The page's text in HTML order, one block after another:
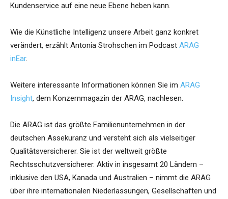
Kundenservice auf eine neue Ebene heben kann.
Wie die Künstliche Intelligenz unsere Arbeit ganz konkret
verändert, erzählt Antonia Strohschen im Podcast ARAG
inEar.
Weitere interessante Informationen können Sie im ARAG
Insight, dem Konzernmagazin der ARAG, nachlesen.
Die ARAG ist das größte Familienunternehmen in der
deutschen Assekuranz und versteht sich als vielseitiger
Qualitätsversicherer. Sie ist der weltweit größte
Rechtsschutzversicherer. Aktiv in insgesamt 20 Ländern –
inklusive den USA, Kanada und Australien – nimmt die ARAG
über ihre internationalen Niederlassungen, Gesellschaften und